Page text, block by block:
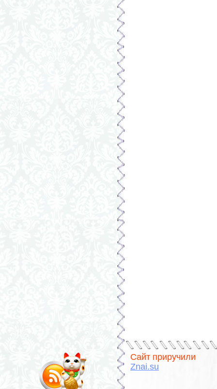
Сайт приручили
Znai.su